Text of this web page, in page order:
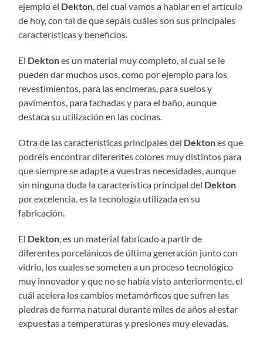
ejemplo el Dekton, del cual vamos a hablar en el artículo
de hoy, con tal de que sepáis cuáles son sus principales
características y beneficios.
El Dektones un material muy completo, al cual se le
pueden dar muchos usos, como por ejemplo para los
revestimientos, para las encimeras, para suelos y
pavimentos, para fachadas y para el baño, aunque
destaca su utilización en las cocinas.
Otra de las características principales del Dektones que
podréis encontrar diferentes colores muy distintos para
que siempre se adapte a vuestras necesidades, aunque
sin ninguna duda la característica principal del Dekton
por excelencia, es la tecnología utilizada en su
fabricación.
El Dekton, es un material fabricado a partir de
diferentes porcelánicos de última generación junto con
vidrio, los cuales se someten a un proceso tecnológico
muy innovador y que no se había visto anteriormente, el
cuál acelera los cambios metamórficos que sufren las
piedras de forma natural durante miles de años al estar
expuestas a temperaturas y presiones muy elevadas.